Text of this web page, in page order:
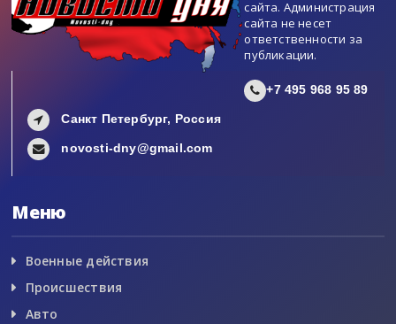
сайта. Администрация
сайта не несет
ответственности за
публикации.
+7 495 968 95 89
Санкт Петербург, Россия
novosti-dny@gmail.com
Меню
Военные действия
Происшествия
Авто